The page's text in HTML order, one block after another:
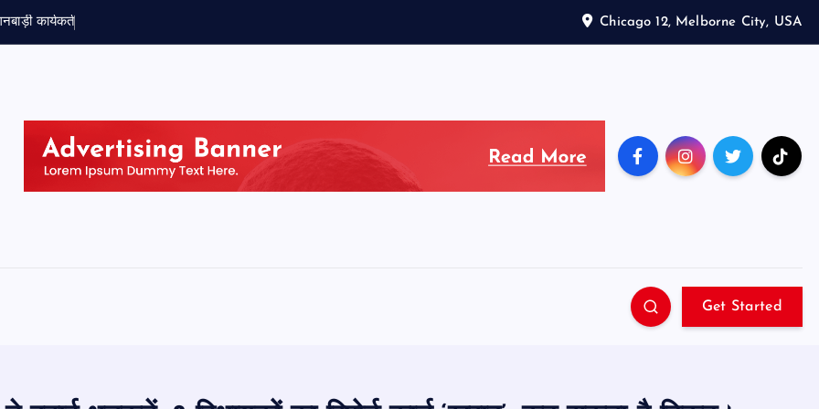
नबड करकर Chicago 12, Melborne City, USA
Get Started